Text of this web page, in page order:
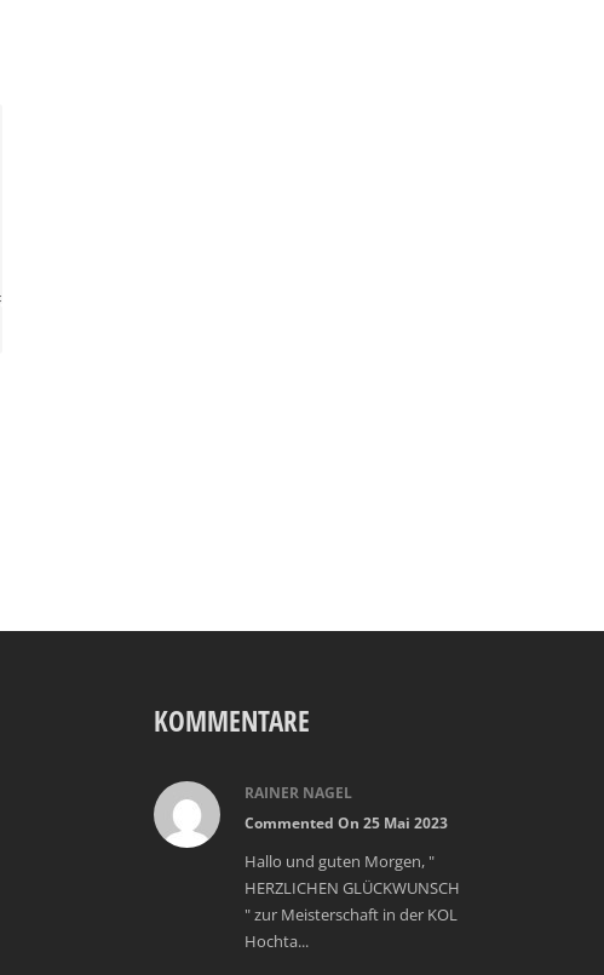
KOMMENTARE
RAINER NAGEL
Commented On 25 Mai 2023
Hallo und guten Morgen, "
HERZLICHEN GLÜCKWUNSCH
" zur Meisterschaft in der KOL
Hochta...